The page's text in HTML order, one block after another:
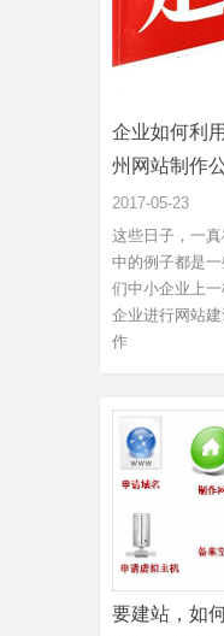
企业如何利
州网站制作
2017-05-23
这些日子，一
中的例子都是
们中小企业上
企业进行网站
作
要建站，如